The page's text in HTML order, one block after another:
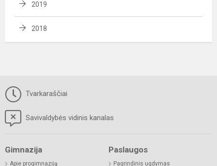
2019
2018
Tvarkaraščiai
Savivaldybės vidinis kanalas
Gimnazija
Apie progimnaziją
Paslaugos
Pagrindinis ugdymas